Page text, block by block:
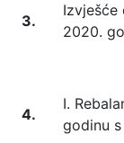
3.
Izvješće
2020.
4.
I.
godinu